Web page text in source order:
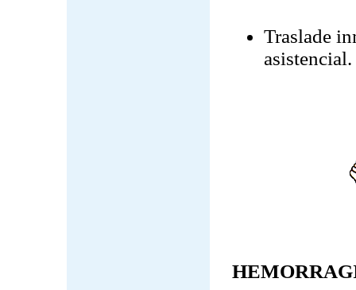
Traslade
asistencial.